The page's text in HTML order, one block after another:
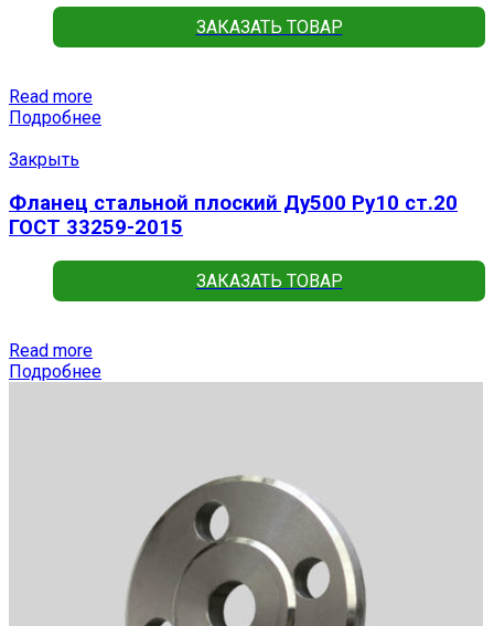
ЗАКАЗАТЬ ТОВАР
Read more
Подробнее
Закрыть
Фланец стальной плоский Ду500 Ру10 ст.20
ГОСТ 33259-2015
ЗАКАЗАТЬ ТОВАР
Read more
Подробнее